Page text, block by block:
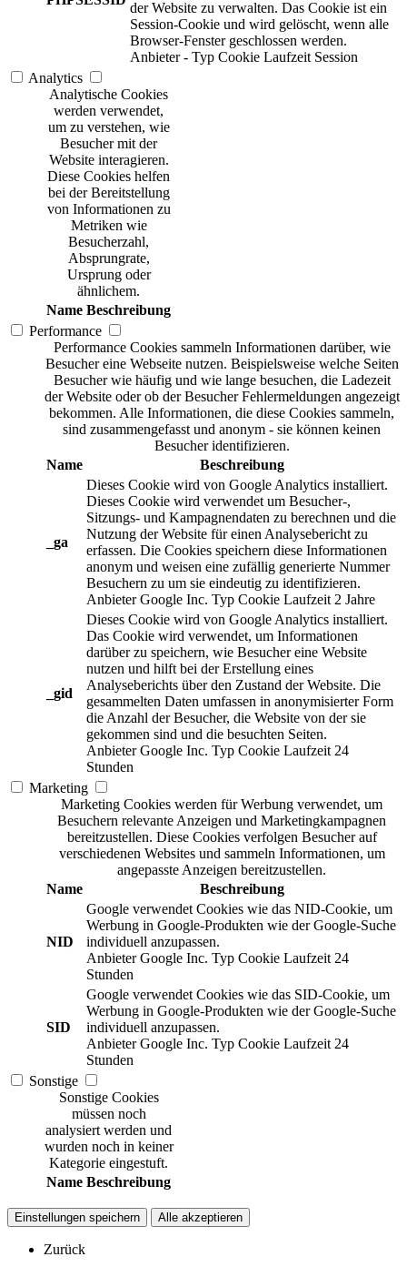
der Website zu verwalten. Das Cookie ist ein
Session-Cookie und wird gelöscht, wenn alle
Browser-Fenster geschlossen werden.
Anbieter - Typ Cookie Laufzeit Session
Analytics
Analytische Cookies
werden verwendet,
um zu verstehen, wie
Besucher mit der
Website interagieren.
Diese Cookies helfen
bei der Bereitstellung
von Informationen zu
Metriken wie
Besucherzahl,
Absprungrate,
Ursprung oder
ähnlichem.
Name Beschreibung
Performance
Performance Cookies sammeln Informationen darüber, wie
Besucher eine Webseite nutzen. Beispielsweise welche Seiten
Besucher wie häufig und wie lange besuchen, die Ladezeit
der Website oder ob der Besucher Fehlermeldungen angezeigt
bekommen. Alle Informationen, die diese Cookies sammeln,
sind zusammengefasst und anonym - sie können keinen
Besucher identifizieren.
Name
Beschreibung
_ga
Dieses Cookie wird von Google Analytics installiert.
Dieses Cookie wird verwendet um Besucher-,
Sitzungs- und Kampagnendaten zu berechnen und die
Nutzung der Website für einen Analysebericht zu
erfassen. Die Cookies speichern diese Informationen
anonym und weisen eine zufällig generierte Nummer
Besuchern zu um sie eindeutig zu identifizieren.
Anbieter Google Inc. Typ Cookie Laufzeit 2 Jahre
_gid
Dieses Cookie wird von Google Analytics installiert.
Das Cookie wird verwendet, um Informationen
darüber zu speichern, wie Besucher eine Website
nutzen und hilft bei der Erstellung eines
Analyseberichts über den Zustand der Website. Die
gesammelten Daten umfassen in anonymisierter Form
die Anzahl der Besucher, die Website von der sie
gekommen sind und die besuchten Seiten.
Anbieter Google Inc. Typ Cookie Laufzeit 24
Stunden
Marketing
Marketing Cookies werden für Werbung verwendet, um
Besuchern relevante Anzeigen und Marketingkampagnen
bereitzustellen. Diese Cookies verfolgen Besucher auf
verschiedenen Websites und sammeln Informationen, um
angepasste Anzeigen bereitzustellen.
Name
Beschreibung
NID
Google verwendet Cookies wie das NID-Cookie, um
Werbung in Google-Produkten wie der Google-Suche
individuell anzupassen.
Anbieter Google Inc. Typ Cookie Laufzeit 24
Stunden
SID
Google verwendet Cookies wie das SID-Cookie, um
Werbung in Google-Produkten wie der Google-Suche
individuell anzupassen.
Anbieter Google Inc. Typ Cookie Laufzeit 24
Stunden
Sonstige
Sonstige Cookies
müssen noch
analysiert werden und
wurden noch in keiner
Kategorie eingestuft.
Name Beschreibung
Einstellungen speichern Alle akzeptieren
Zurück